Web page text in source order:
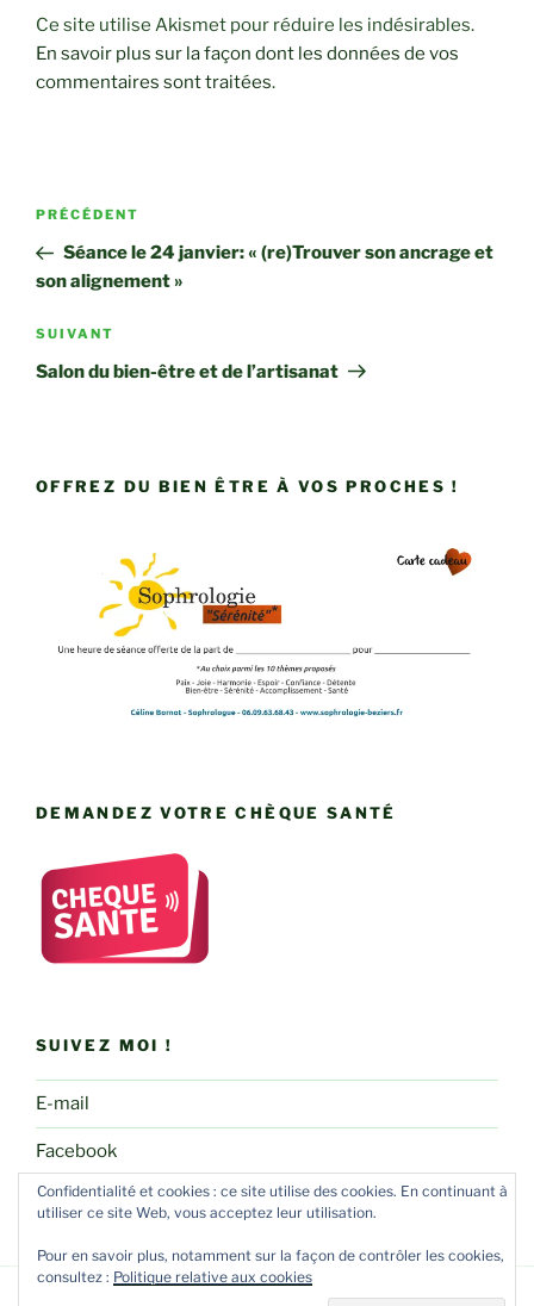
Ce site utilise Akismet pour réduire les indésirables.
En savoir plus sur la façon dont les données de vos
commentaires sont traitées.
Navigation
l’article
Article
précédent
PRÉCÉDENT
Séance le 24 janvier: « (re)Trouver son ancrage et
son alignement »
Article
suivant
SUIVANT
Salon du bien-être et de l’artisanat
OFFREZ DU BIEN ÊTRE À VOS PROCHES !
DEMANDEZ VOTRE CHÈQUE SANTÉ
SUIVEZ MOI !
E-mail
Facebook
Confidentialité et cookies : ce site utilise des cookies. En continuant à
utiliser ce site Web, vous acceptez leur utilisation.
Pour en savoir plus, notamment sur la façon de contrôler les cookies,
consultez : Politique relative aux cookies